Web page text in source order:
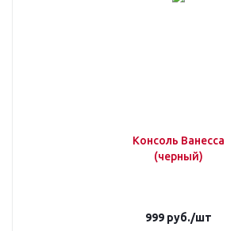
Консоль Ванесса
(черный)
999руб./шт